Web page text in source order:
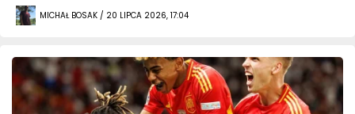
MICHAŁ BOSAK / 20 LIPCA 2026, 17:04